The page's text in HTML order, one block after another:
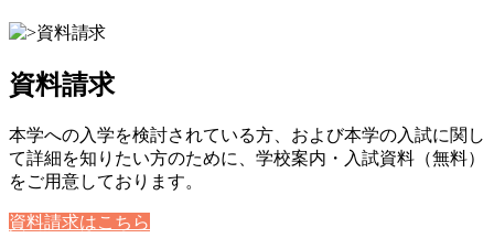
資料請求
本学への入学を検討されている方、および本学の入試に関し
て詳細を知りたい方のために、学校案内・入試資料（無料）
をご用意しております。
資料請求はこちら